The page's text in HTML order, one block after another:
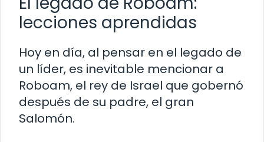
lecciones aprendidas
Hoy en día, al pensar en el legado de
un líder, es inevitable mencionar a
Roboam, el rey de Israel que gobernó
después de su padre, el gran
Salomón.